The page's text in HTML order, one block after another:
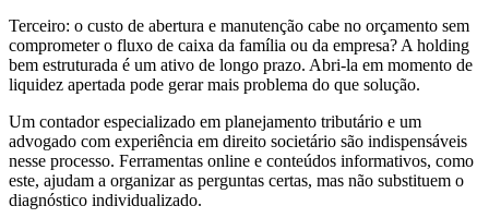
Terceiro: o custo de abertura e manutenção cabe no orçamento sem
comprometer o fluxo de caixa da família ou da empresa? A holding
bem estruturada é um ativo de longo prazo. Abri-la em momento de
liquidez apertada pode gerar mais problema do que solução.
Um contador especializado em planejamento tributário e um
advogado com experiência em direito societário são indispensáveis
nesse processo. Ferramentas online e conteúdos informativos, como
este, ajudam a organizar as perguntas certas, mas não substituem o
diagnóstico individualizado.